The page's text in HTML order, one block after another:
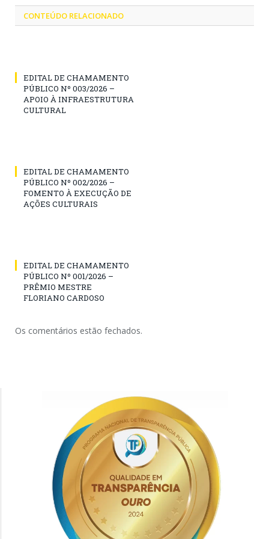
CONTEÚDO RELACIONADO
EDITAL DE CHAMAMENTO
PÚBLICO Nº 003/2026 –
APOIO À INFRAESTRUTURA
CULTURAL
EDITAL DE CHAMAMENTO
PÚBLICO Nº 002/2026 –
FOMENTO À EXECUÇÃO DE
AÇÕES CULTURAIS
EDITAL DE CHAMAMENTO
PÚBLICO Nº 001/2026 –
PRÊMIO MESTRE
FLORIANO CARDOSO
Os comentários estão fechados.